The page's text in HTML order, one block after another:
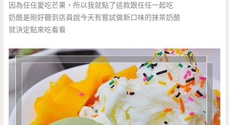
因為任任愛吃芒果，所以我就點了這款跟任任一起吃
奶酪是剛好聽到店員說今天有嘗試做新口味的抹茶奶酪
就決定點來吃看看